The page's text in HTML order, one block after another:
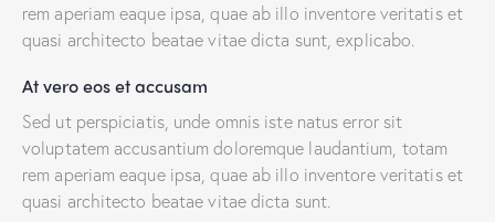
rem aperiam eaque ipsa, quae ab illo inventore veritatis et
quasi architecto beatae vitae dicta sunt, explicabo.
At vero eos et accusam
Sed ut perspiciatis, unde omnis iste natus error sit
voluptatem accusantium doloremque laudantium, totam
rem aperiam eaque ipsa, quae ab illo inventore veritatis et
quasi architecto beatae vitae dicta sunt.